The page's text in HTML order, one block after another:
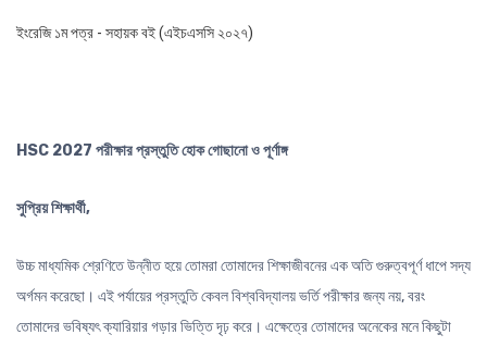
ইংরেজি ১ম পত্র - সহায়ক বই (এইচএসসি ২০২৭)
HSC 2027 পরীক্ষার প্রস্তুতি হোক গোছানো ও পূর্ণাঙ্গ
সুপ্রিয় শিক্ষার্থী,
উচ্চ মাধ্যমিক শ্রেণিতে উন্নীত হয়ে তোমরা তোমাদের শিক্ষাজীবনের এক অতি গুরুত্বপূর্ণ ধাপে সদ্য
অর্গমন করেছো। এই পর্যায়ের প্রস্তুতি কেবল বিশ্ববিদ্যালয় ভর্তি পরীক্ষার জন্য নয়, বরং
তোমাদের ভবিষ্যৎ ক্যারিয়ার গড়ার ভিত্তি দৃঢ় করে। এক্ষেত্রে তোমাদের অনেকের মনে কিছুটা